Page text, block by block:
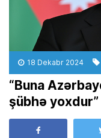
18 Dekabr 2024
“Buna
şübhə yoxdur”